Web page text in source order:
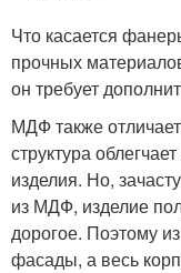
Что касается
прочных
он требует
МДФ также
структура
изделия. Но,
из МДФ, изделие
дорогое. Поэтому
фасады, а весь